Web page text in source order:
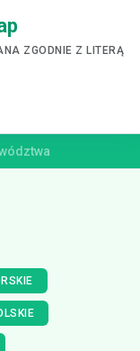
ZGODNIE Z LITERĄ